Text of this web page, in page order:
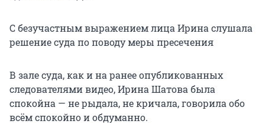
С безучастным выражением лица Ирина слушала
решение суда по поводу меры пресечения
В зале суда, как и на ранее опубликованных
следователями видео, Ирина Шатова была
спокойна — не рыдала, не кричала, говорила обо
всём спокойно и обдуманно.